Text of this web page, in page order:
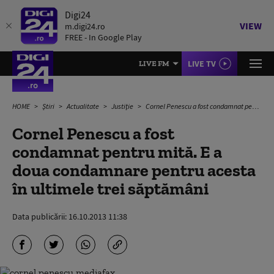
Digi24
m.digi24.ro
FREE - In Google Play
VIEW
LIVE FM LIVE TV
HOME Știri Actualitate Justiție Cornel Penescu a fost condamnat pentru mită. E a doua condamnare pentru acesta în ultimele trei săptămâni
Cornel Penescu a fost
condamnat pentru mită. E a
doua condamnare pentru acesta
în ultimele trei săptămâni
Data publicării: 16.10.2013 11:38